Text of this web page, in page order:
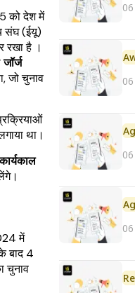
को देश में
संघ (ईयू)
रखा है ।
जॉर्ज
जो चुनाव
था।
में
बाद 4
चुनाव